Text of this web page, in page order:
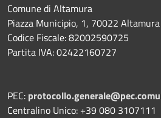
Comune di Altamura
Piazza Municipio, 1, 70022
Codice Fiscale: 82002590725
Partita IVA: 02422160727
PEC:
Centralino Unico: +39 080 3107111